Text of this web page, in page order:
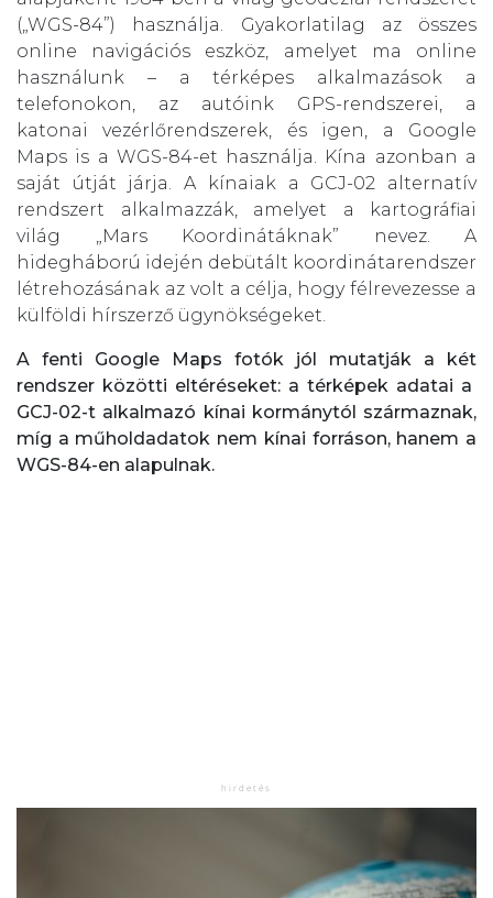
(„WGS-84”) használja. Gyakorlatilag az összes
online navigációs eszköz, amelyet ma online
használunk – a térképes alkalmazások a
telefonokon, az autóink GPS-rendszerei, a
katonai vezérlőrendszerek, és igen, a Google
Maps is a WGS-84-et használja. Kína azonban a
saját útját járja. A kínaiak a GCJ-02 alternatív
rendszert alkalmazzák, amelyet a kartográfiai
világ „Mars Koordinátáknak” nevez. A
hidegháború idején debütált koordinátarendszer
létrehozásának az volt a célja, hogy félrevezesse a
külföldi hírszerző ügynökségeket.
A fenti Google Maps fotók jól mutatják a két
rendszer közötti eltéréseket: a térképek adatai a
GCJ-02-t alkalmazó kínai kormánytól származnak,
míg a műholdadatok nem kínai forráson, hanem a
WGS-84-en alapulnak.